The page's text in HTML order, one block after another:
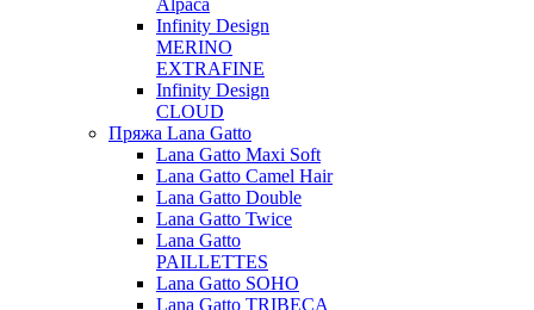
Alpaca
Infinity Design
MERINO
EXTRAFINE
Infinity Design
CLOUD
Пряжа Lana Gatto
Lana Gatto Maxi Soft
Lana Gatto Camel Hair
Lana Gatto Double
Lana Gatto Twice
Lana Gatto
PAILLETTES
Lana Gatto SOHO
Lana Gatto TRIBECA